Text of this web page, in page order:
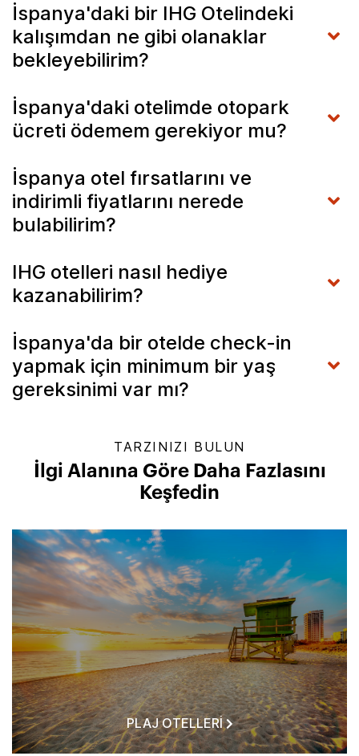
İspanya'daki bir IHG Otelindeki
kalışımdan ne gibi olanaklar
bekleyebilirim?
İspanya'daki otelimde otopark
ücreti ödemem gerekiyor mu?
İspanya otel fırsatlarını ve
indirimli fiyatlarını nerede
bulabilirim?
IHG otelleri nasıl hediye
kazanabilirim?
İspanya'da bir otelde check-in
yapmak için minimum bir yaş
gereksinimi var mı?
TARZINIZI BULUN
İlgi Alanına Göre Daha Fazlasını
Keşfedin
PLAJ OTELLERI